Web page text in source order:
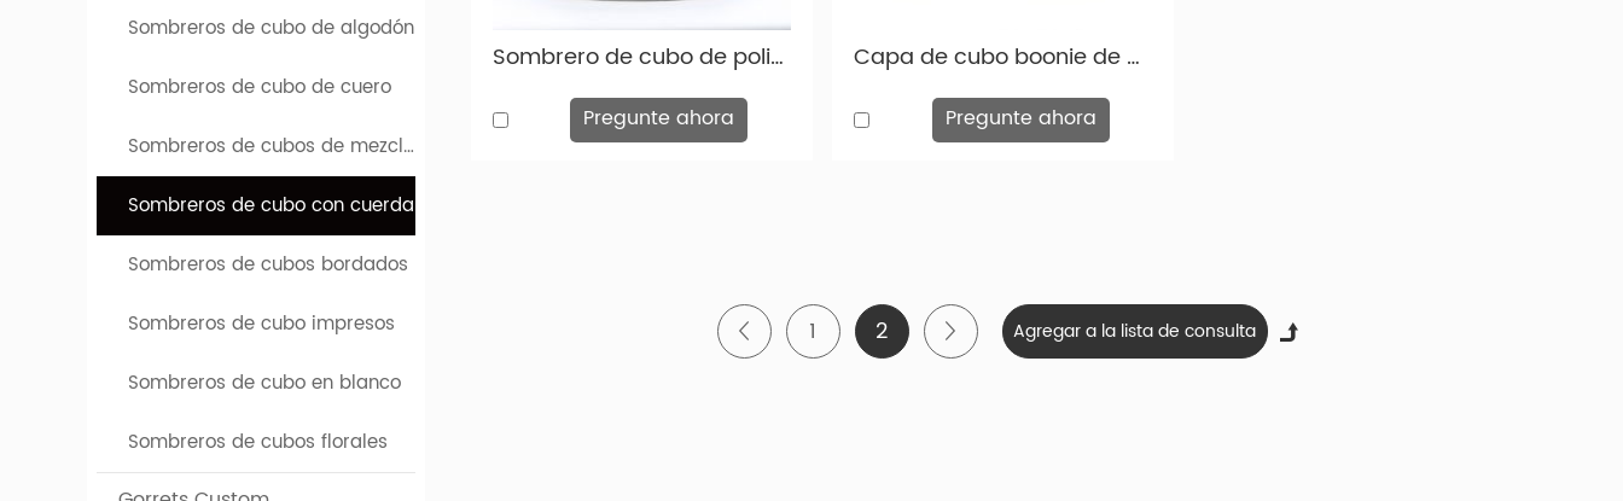
Tipos personalizados de sombreros de cubos con cuerda
A continuación se muestra una imagen de muchos tipos personalizados de sombrero de cubo con cadena. Y tenemos más
Sombrero de cubo de poliéster caqui sombrero de cubo liso personalizado con cuerda para al por mayor
Pregunte ahora
Capa de cubo boonie de boonie de bucle de cubo poliéster con cuerda con cuerda
Pregunte ahora
1 2
Sombreros de cubo de algodón
Sombreros de cubo de cuero
Sombreros de cubos de mezclilla
Sombreros de cubo con cuerda
Sombreros de cubos bordados
Sombreros de cubo impresos
Sombreros de cubo en blanco
Sombreros de cubos florales